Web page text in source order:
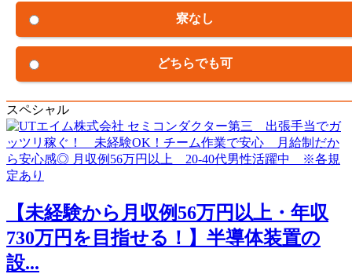
寮なし
どちらでも可
スペシャル
【未経験から月収例56万円以上・年収
730万円を目指せる！】半導体装置の
設...